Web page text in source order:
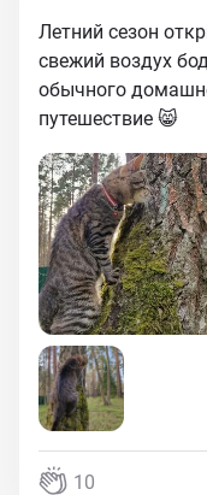
Летний сезон
свежий воздух
обычного
путешествие 😸
10